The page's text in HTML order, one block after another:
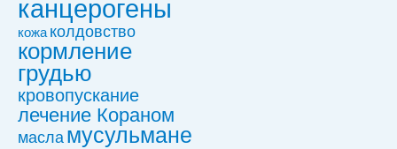
канцерогены
кожа колдовствo
кормление
грудью
кровопускание
лечение Кораном
масла мусульмане